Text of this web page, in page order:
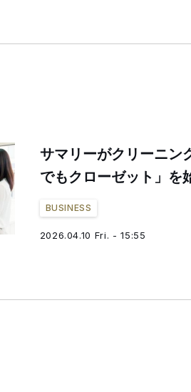
サマリーがクリーニン
でもクローゼット」
BUSINESS
2026.04.10 Fri. - 15:55